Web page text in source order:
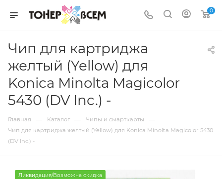
0
Чип для картриджа
желтый (Yellow) для
Konica Minolta Magicolor
5430 (DV Inc.) -
Главная — Каталог — Чипы и смарткарты —
Чип для картриджа желтый (Yellow) для Konica Minolta Magicolor 5430
(DV Inc.) -
Ликвидация/Возможна скидка